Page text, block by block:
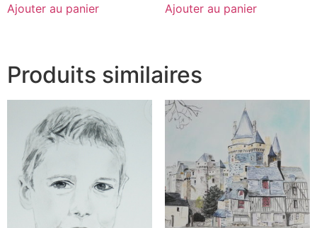
Ajouter au panier Ajouter au panier
Produits similaires